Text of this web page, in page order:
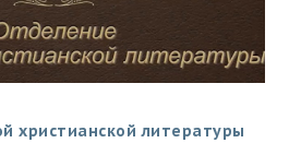
христианской литературы